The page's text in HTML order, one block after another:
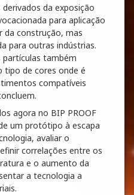
da exposição
para aplicação
construção, mas
para outras indústrias.
partículas também
tipo de cores onde é
compatíveis
agora no BIP PROOF
um protótipo à escapa
avaliar o
correlações entre os
e o aumento da
a tecnologia a